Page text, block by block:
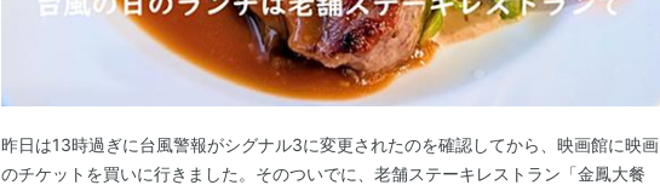
昨日は13時過ぎに台風警報がシグナル3に変更されたのを確認してから、映画館に映画
のチケットを買いに行きました。そのついでに、老舗ステーキレストラン「金鳳大餐